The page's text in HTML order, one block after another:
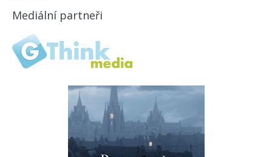
Mediální partneři